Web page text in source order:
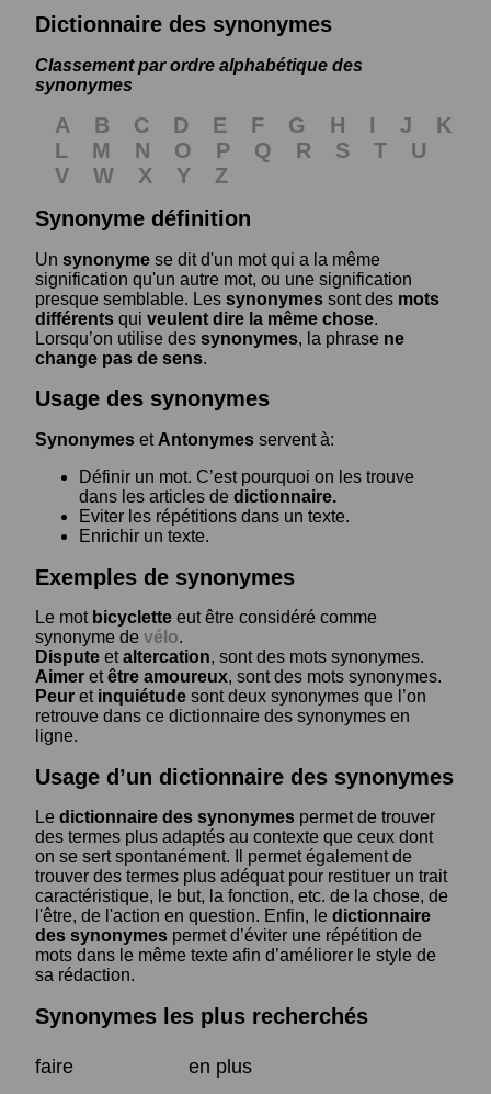
Dictionnaire des synonymes
Classement par ordre alphabétique des
synonymes
A B C D E F G H I J
K
L
M N O P Q R S T
U
V
W X Y
Z
Synonyme définition
Un synonyme se dit d'un mot qui a la même
signification qu'un autre mot, ou une signification
presque semblable. Les synonymes sont des mots
différents qui veulent dire la même chose.
Lorsqu’on utilise des synonymes, la phrase ne
change pas de sens.
Usage des synonymes
Synonymes et Antonymes servent à:
Définir un mot. C’est pourquoi on les trouve
dans les articles de dictionnaire.
Eviter les répétitions dans un texte.
Enrichir un texte.
Exemples de synonymes
Le mot bicyclette eut être considéré comme
synonyme de vélo.
Dispute etaltercation, sont des mots synonymes.
Aimer etêtre amoureux, sont des mots synonymes.
Peur et inquiétude sont deux synonymes que l’on
retrouve dans ce dictionnaire des synonymes en
ligne.
Usage d’un dictionnaire des synonymes
Le dictionnaire des synonymes permet de trouver
des termes plus adaptés au contexte que ceux dont
on se sert spontanément. Il permet également de
trouver des termes plus adéquat pour restituer un trait
caractéristique, le but, la fonction, etc. de la chose, de
l'être, de l'action en question. Enfin, le dictionnaire
des synonymes permet d’éviter une répétition de
mots dans le même texte afin d’améliorer le style de
sa rédaction.
Synonymes les plus recherchés
faire
en plus